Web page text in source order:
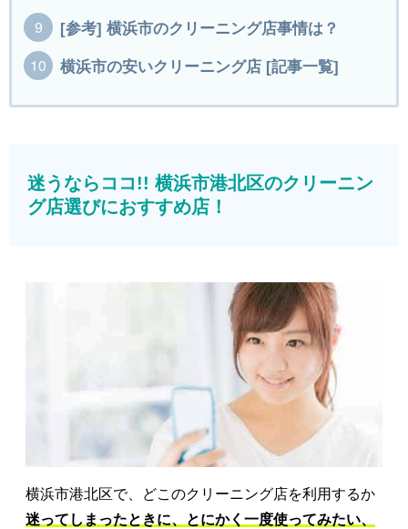
[参考] 横浜市のクリーニング店事情は？
横浜市の安いクリーニング店 [記事一覧]
迷うならココ!! 横浜市港北区のクリーニン
グ店選びにおすすめ店！
横浜市港北区で、どこのクリーニング店を利用するか
迷ってしまったときに、とにかく一度使ってみたい、